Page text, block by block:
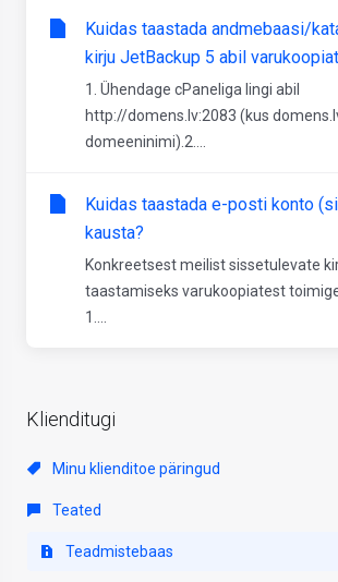
Klienditugi
Minu klienditoe päringud
Teated
Teadmistebaas
Kuidas taastada andmebaasi/
kirju JetBackup 5 abil
1. Ühendage cPaneliga lingi abil
http://domens.lv:2083 (kus
domeeninimi).2....
Kuidas taastada e-posti konto
kausta?
Konkreetsest meilist sissetulevate
taastamiseks varukoopiatest
1....